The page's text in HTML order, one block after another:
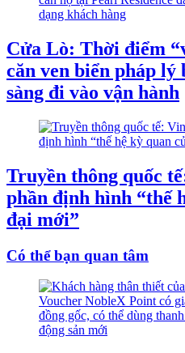
Cửa Lò: Thời điểm
căn ven biển pháp lý
sàng đi vào vận hành
Truyền thông quốc
phần định hình “thế
đại mới”
Có thể bạn quan tâm